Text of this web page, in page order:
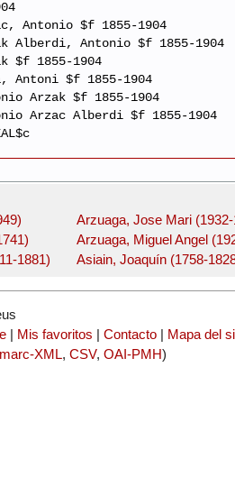
Antonio $f 1855-1904
Alberdi, Antonio $f 1855-1904
$f 1855-1904
Antoni $f 1855-1904
Arzak $f 1855-1904
Arzac Alberdi $f 1855-1904
1881)
Arzuaga, Jose Mari
Arzuaga, Miguel Angel
Asiain, Joaquín (1758-
| Mis favoritos | Contacto | Mapa del
XML, CSV, OAI-PMH)